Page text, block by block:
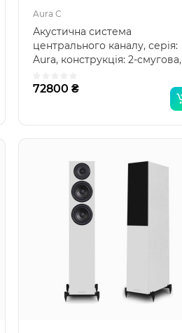
Aura C
Акустична система
центрального каналу, серія:
Aura, конструкція: 2-смугова,
72800 ₴